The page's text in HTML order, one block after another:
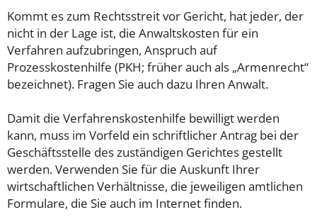
Kommt es zum Rechtsstreit vor Gericht, hat jeder, der
nicht in der Lage ist, die Anwaltskosten für ein
Verfahren aufzubringen, Anspruch auf
Prozesskostenhilfe (PKH; früher auch als „Armenrecht“
bezeichnet). Fragen Sie auch dazu Ihren Anwalt.
Damit die Verfahrenskostenhilfe bewilligt werden
kann, muss im Vorfeld ein schriftlicher Antrag bei der
Geschäftsstelle des zuständigen Gerichtes gestellt
werden. Verwenden Sie für die Auskunft Ihrer
wirtschaftlichen Verhältnisse, die jeweiligen amtlichen
Formulare, die Sie auch im Internet finden.